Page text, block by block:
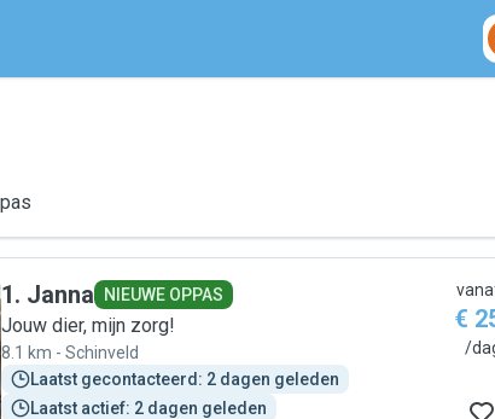
1. Janna NIEUWE OPPAS
Jouw dier, mijn zorg!
8.1 km - Schinveld
Laatst gecontacteerd: 2 dagen geleden
Laatst actief: 2 dagen geleden
€
/